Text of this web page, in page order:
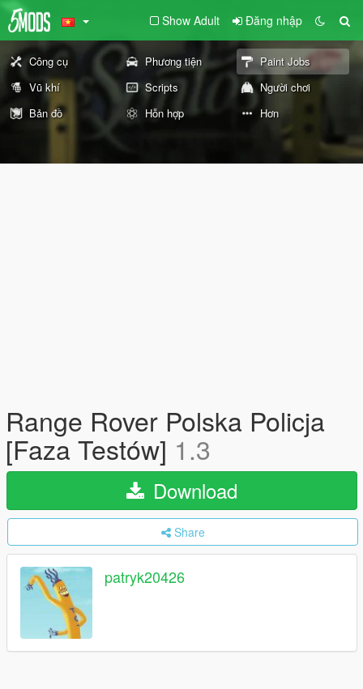
Show Adult Đăng nhập
Công cụ Phương tiện
Paint Jobs
Vũ khí
Scripts
Người chơi
Bản đồ
Hỗn hợp Hơn
Range Rover Polska Policja
[Faza Testów] 1.3
Download
Share
patryk20426